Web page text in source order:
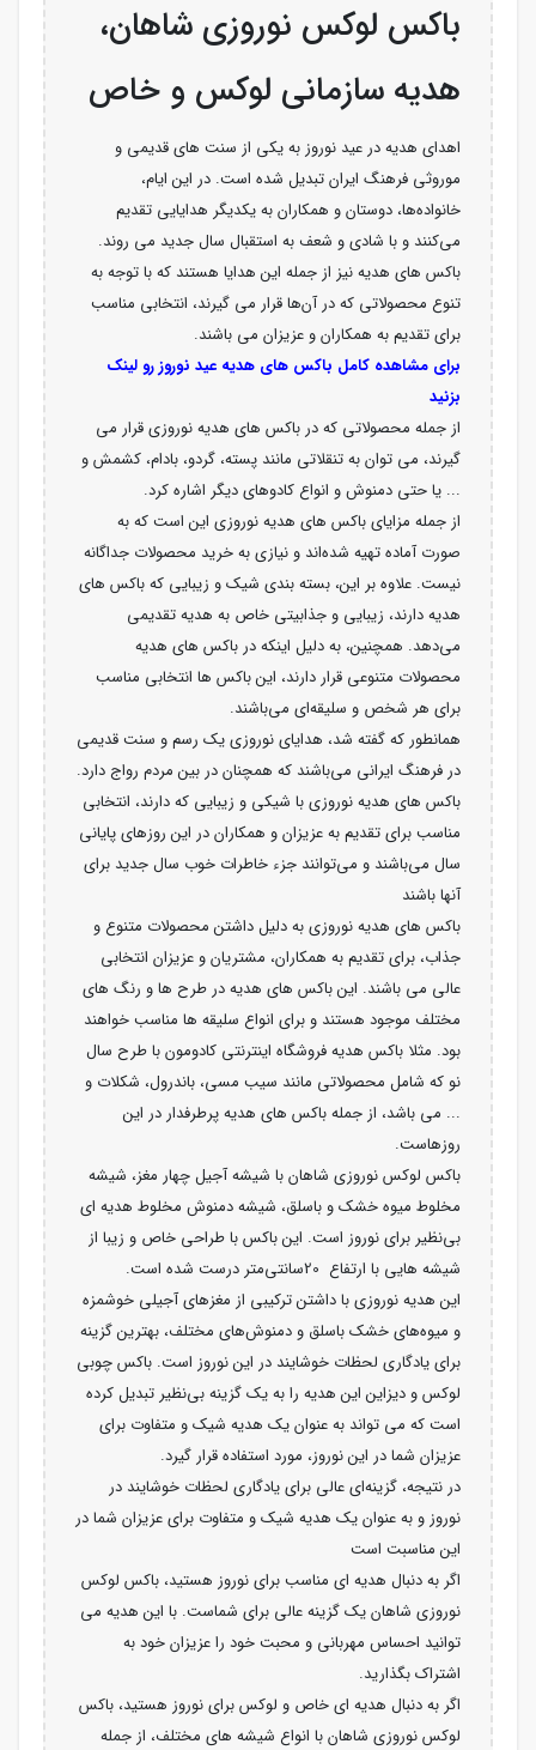
ﺑﺎﮐﺲ ﻟﻮﮐﺲ ﻧﻮروزی ﺷﺎﻫﺎن،
هدیه سازمانی لوکس و خاص
اهدای هدیه در عید نوروز به یکی از سنت‌ های قدیمی و
موروثی فرهنگ ایران تبدیل شده است. در این ایام،
خانواده‌ها، دوستان و همکاران به یکدیگر هدایایی تقدیم
می‌کنند و با شادی و شعف به استقبال سال جدید می‌ روند.
باکس های هدیه نیز از جمله این هدایا هستند که با توجه به
تنوع محصولاتی که در آن‌ها قرار می ‌گیرند، انتخابی مناسب
برای تقدیم به همکاران و عزیزان می ‌باشند.
برای مشاهده کامل باکس های هدیه عید نوروز رو لینک
بزنید
از جمله محصولاتی که در باکس های هدیه نوروزی قرار می‌
گیرند، می ‌توان به تنقلاتی مانند پسته، گردو، بادام، کشمش و
... یا حتی دمنوش و انواع کادوهای دیگر اشاره کرد.
از جمله مزایای باکس های هدیه نوروزی این است که به
صورت آماده تهیه شده‌اند و نیازی به خرید محصولات جداگانه
نیست. علاوه بر این، بسته بندی شیک و زیبایی که باکس های
هدیه دارند، زیبایی و جذابیتی خاص به هدیه تقدیمی
می‌دهد. همچنین، به دلیل اینکه در باکس های هدیه
محصولات متنوعی قرار دارند، این باکس ها انتخابی مناسب
برای هر شخص و سلیقه‌ای می‌باشند.
همانطور که گفته شد، هدایای نوروزی یک رسم و سنت قدیمی
در فرهنگ ایرانی می‌باشند که همچنان در بین مردم رواج دارد.
باکس های هدیه نوروزی با شیکی و زیبایی که دارند، انتخابی
مناسب برای تقدیم به عزیزان و همکاران در این روزهای پایانی
سال می‌باشند و می‌توانند جزء خاطرات خوب سال جدید برای
آنها باشند
باکس های هدیه نوروزی به دلیل داشتن محصولات متنوع و
جذاب، برای تقدیم به همکاران، مشتریان و عزیزان انتخابی
عالی می ‌باشند. این باکس های هدیه در طرح ‌ها و رنگ ‌های
مختلف موجود هستند و برای انواع سلیقه‌ ها مناسب خواهند
بود. مثلا باکس هدیه فروشگاه اینترنتی کادومون با طرح سال
نو که شامل محصولاتی مانند سیب مسی، باندرول، شکلات و
... می‌ باشد، از جمله باکس های هدیه پرطرفدار در این
روزهاست.
باکس لوکس نوروزی شاهان با شیشه آجیل چهار مغز، شیشه
مخلوط میوه خشک و باسلق، شیشه دمنوش مخلوط هدیه ای
بی‌نظیر برای نوروز است. این باکس با طراحی خاص و زیبا از
شیشه هایی با ارتفاع 20سانتی‌متر درست شده است.
این هدیه نوروزی با داشتن ترکیبی از مغزهای آجیلی خوشمزه
و میوه‌های خشک باسلق و دمنوش‌های مختلف، بهترین گزینه
برای یادگاری لحظات خوشایند در این نوروز است. باکس چوبی
لوکس و دیزاین این هدیه را به یک گزینه بی‌نظیر تبدیل کرده
است که می ‌تواند به عنوان یک هدیه شیک و متفاوت برای
عزیزان شما در این نوروز، مورد استفاده قرار گیرد.
در نتیجه، گزینه‌ای عالی برای یادگاری لحظات خوشایند در
نوروز و به عنوان یک هدیه شیک و متفاوت برای عزیزان شما در
این مناسبت است
اگر به دنبال هدیه ای مناسب برای نوروز هستید، باکس لوکس
نوروزی شاهان یک گزینه عالی برای شماست. با این هدیه می
توانید احساس مهربانی و محبت خود را عزیزان خود به
اشتراک بگذارید.
اگر به دنبال هدیه ای خاص و لوکس برای نوروز هستید، باکس
لوکس نوروزی شاهان با انواع شیشه های مختلف، از جمله